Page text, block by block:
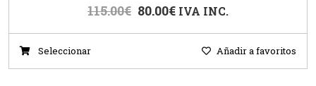
115.00€ 80.00€ IVA INC.
Seleccionar Añadir a favoritos